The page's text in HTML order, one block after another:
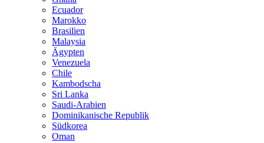
Ecuador
Marokko
Brasilien
Malaysia
Ägypten
Venezuela
Chile
Kambodscha
Sri Lanka
Saudi-Arabien
Dominikanische Republik
Südkorea
Oman